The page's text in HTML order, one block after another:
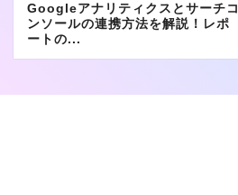
Googleアナリティクスとサーチコ
ンソールの連携方法を解説！レポ
ートの...